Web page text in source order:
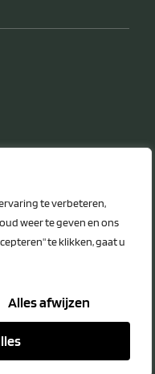
te verbeteren,
weer te geven en ons
te klikken, gaat u
Alles afwijzen